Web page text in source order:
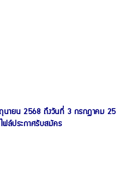
ถุนายน 2568 ถึงวันที่ 3 กรกฏาคม
ฟล์ประกาศรับสมัคร